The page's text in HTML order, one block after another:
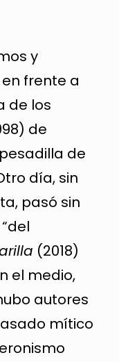
y
frente a
de los
de
de
día, sin
pasó sin
(2018)
el medio,
autores
mítico